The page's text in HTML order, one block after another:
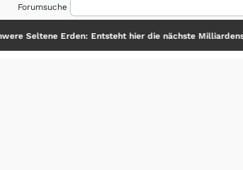
Forumsuche
Erden: Entsteht hier die nächste Milliardenstory?+++